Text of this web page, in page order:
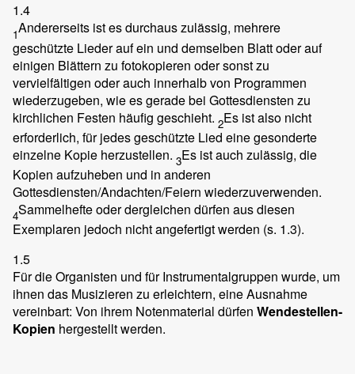
1.4
1Andererseits ist es durchaus zulässig, mehrere
geschützte Lieder auf ein und demselben Blatt oder auf
einigen Blättern zu fotokopieren oder sonst zu
vervielfältigen oder auch innerhalb von Programmen
wiederzugeben, wie es gerade bei Gottesdiensten zu
kirchlichen Festen häufig geschieht. 2Es ist also nicht
erforderlich, für jedes geschützte Lied eine gesonderte
einzelne Kopie herzustellen. 3Es ist auch zulässig, die
Kopien aufzuheben und in anderen
Gottesdiensten/Andachten/Feiern wiederzuverwenden.
4Sammelhefte oder dergleichen dürfen aus diesen
Exemplaren jedoch nicht angefertigt werden (s. 1.3).
1.5
Für die Organisten und für Instrumentalgruppen wurde, um
ihnen das Musizieren zu erleichtern, eine Ausnahme
vereinbart: Von ihrem Notenmaterial dürfen Wendestellen-
Kopien hergestellt werden.